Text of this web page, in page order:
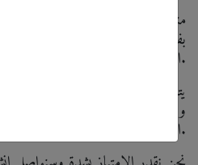
منذ إنشائها
الترشيحات. كرمتنا المجلة هذا العام بلقب أفضل وسيط في آسيا.
يتطلب العمل مع كل منطقة من
ودقيقًا: نولي اهتمامًا بالتفاصيل
المتداولين لدينا. تؤكد هذه الجائزة أننا نسير في الاتجاه الصحيح.